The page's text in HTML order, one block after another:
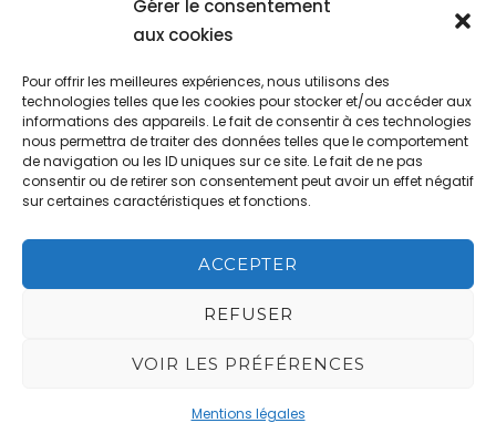
Gérer le consentement
aux cookies
Pour offrir les meilleures expériences, nous utilisons des
technologies telles que les cookies pour stocker et/ou accéder aux
informations des appareils. Le fait de consentir à ces technologies
nous permettra de traiter des données telles que le comportement
de navigation ou les ID uniques sur ce site. Le fait de ne pas
consentir ou de retirer son consentement peut avoir un effet négatif
sur certaines caractéristiques et fonctions.
ACCEPTER
REFUSER
VOIR LES PRÉFÉRENCES
Mentions légales
Livraison & Informations
Conditions générales
Contact
La Cave de Batisse - Website by
Privacy Policy andTerms of Service